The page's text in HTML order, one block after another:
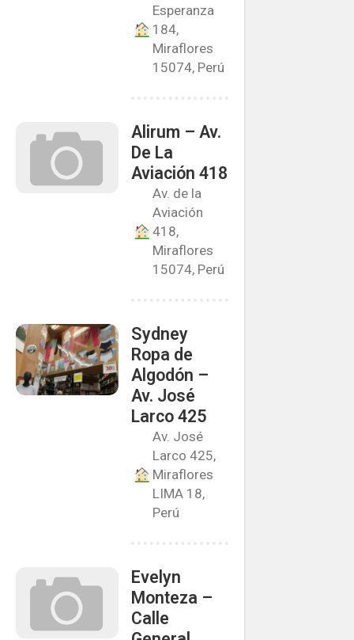
Esperanza
184,
Miraflores
15074, Perú
Alirum – Av.
De La
Aviación 418
Av. de la
Aviación
418,
Miraflores
15074, Perú
Sydney
Ropa de
Algodón –
Av. José
Larco 425
Av. José
Larco 425,
Miraflores
LIMA 18,
Perú
Evelyn
Monteza –
Calle